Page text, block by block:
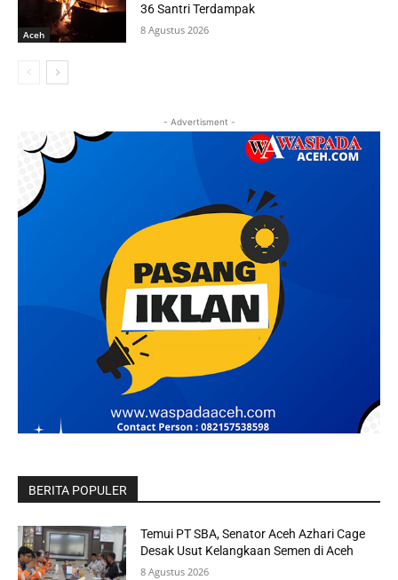
Aceh
36 Santri Terdampak
8 Agustus 2026
- Advertisment -
BERITA POPULER
Temui PT SBA, Senator Aceh Azhari Cage
Desak Usut Kelangkaan Semen di Aceh
8 Agustus 2026